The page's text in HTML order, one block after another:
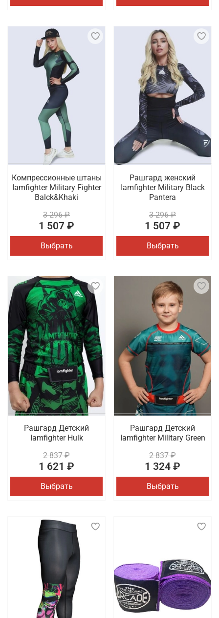
Компрессионные штаны
Iamfighter Military Fighter
Balck&Khaki
3 296 ₽
1 507 ₽
Выбрать
Рашгард женский
Iamfighter Military Black
Pantera
3 296 ₽
1 507 ₽
Выбрать
Рашгард Детский
Iamfighter Hulk
2 837 ₽
1 621 ₽
Выбрать
Рашгард Детский
Iamfighter Military Green
2 837 ₽
1 324 ₽
Выбрать